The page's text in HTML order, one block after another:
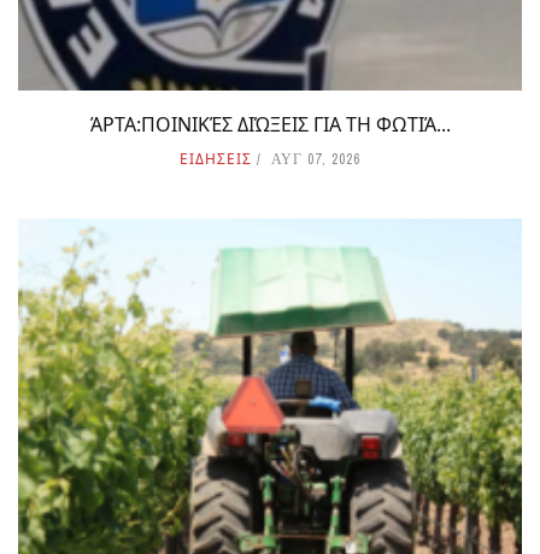
ΆΡΤΑ:ΠΟΙΝΙΚΈΣ ΔΙΏΞΕΙΣ ΓΙΑ ΤΗ ΦΩΤΙΆ...
ΕΙΔΗΣΕΙΣ ΑΥΓ 07, 2026